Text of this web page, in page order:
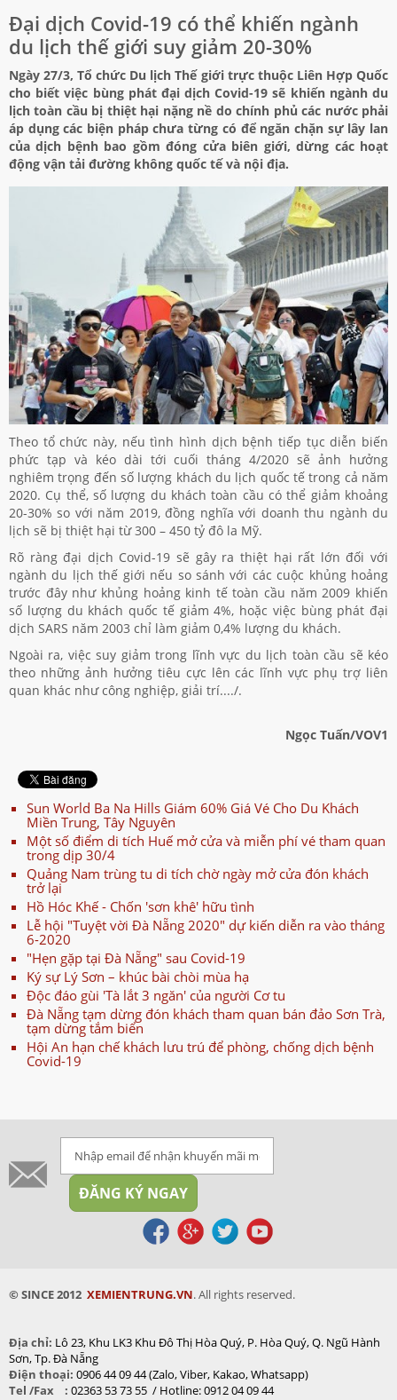
Đại dịch Covid-19 có thể khiến ngành
du lịch thế giới suy giảm 20-30%
Ngày 27/3, Tổ chức Du lịch Thế giới trực thuộc Liên Hợp Quốc
cho biết việc bùng phát đại dịch Covid-19 sẽ khiến ngành du
lịch toàn cầu bị thiệt hại nặng nề do chính phủ các nước phải
áp dụng các biện pháp chưa từng có để ngăn chặn sự lây lan
của dịch bệnh bao gồm đóng cửa biên giới, dừng các hoạt
động vận tải đường không quốc tế và nội địa.
Theo tổ chức này, nếu tình hình dịch bệnh tiếp tục diễn biến
phức tạp và kéo dài tới cuối tháng 4/2020 sẽ ảnh hưởng
nghiêm trọng đến số lượng khách du lịch quốc tế trong cả năm
2020. Cụ thể, số lượng du khách toàn cầu có thể giảm khoảng
20-30% so với năm 2019, đồng nghĩa với doanh thu ngành du
lịch sẽ bị thiệt hại từ 300 – 450 tỷ đô la Mỹ.
Rõ ràng đại dịch Covid-19 sẽ gây ra thiệt hại rất lớn đối với
ngành du lịch thế giới nếu so sánh với các cuộc khủng hoảng
trước đây như khủng hoảng kinh tế toàn cầu năm 2009 khiến
số lượng du khách quốc tế giảm 4%, hoặc việc bùng phát đại
dịch SARS năm 2003 chỉ làm giảm 0,4% lượng du khách.
Ngoài ra, việc suy giảm trong lĩnh vực du lịch toàn cầu sẽ kéo
theo những ảnh hưởng tiêu cực lên các lĩnh vực phụ trợ liên
quan khác như công nghiệp, giải trí..../.
Ngọc Tuấn/VOV1
Sun World Ba Na Hills Giám 60% Giá Vé Cho Du Khách
Miền Trung, Tây Nguyên
Một số điểm di tích Huế mở cửa và miễn phí vé tham quan
trong dịp 30/4
Quảng Nam trùng tu di tích chờ ngày mở cửa đón khách
trở lại
Hồ Hóc Khế - Chốn 'sơn khê' hữu tình
Lễ hội "Tuyệt vời Đà Nẵng 2020" dự kiến diễn ra vào tháng
6-2020
"Hẹn gặp tại Đà Nẵng" sau Covid-19
Ký sự Lý Sơn – khúc bài chòi mùa hạ
Độc đáo gùi 'Tà lắt 3 ngăn' của người Cơ tu
Đà Nẵng tạm dừng đón khách tham quan bán đảo Sơn Trà,
tạm dừng tắm biển
Hội An hạn chế khách lưu trú để phòng, chống dịch bệnh
Covid-19
© SINCE 2012 XEMIENTRUNG.VN. All rights reserved.
Địa chỉ: Lô 23, Khu LK3 Khu Đô Thị Hòa Quý, P. Hòa Quý, Q. Ngũ Hành
Sơn, Tp. Đà Nẵng
Điện thoại: 0906 44 09 44 (Zalo, Viber, Kakao, Whatsapp)
Tel /Fax : 02363 53 73 55 / Hotline: 0912 04 09 44